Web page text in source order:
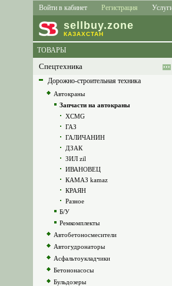
Войти в кабинет Регистрация
sell buy.zone
КАЗАХСТАН
ТОВАРЫ
Спецтехника
Дорожно-строительная техника
Автокраны
Запчасти на автокраны
XCMG
ГАЗ
ГАЛИЧАНИН
ДЗАК
ЗИЛ zil
ИВАНОВЕЦ
КАМАЗ kamaz
КРАЯН
Разное
Б/У
Ремкомплекты
Автобетоносмесители
Автогудронаторы
Асфальтоукладчики
Бетононасосы
Бульдозеры